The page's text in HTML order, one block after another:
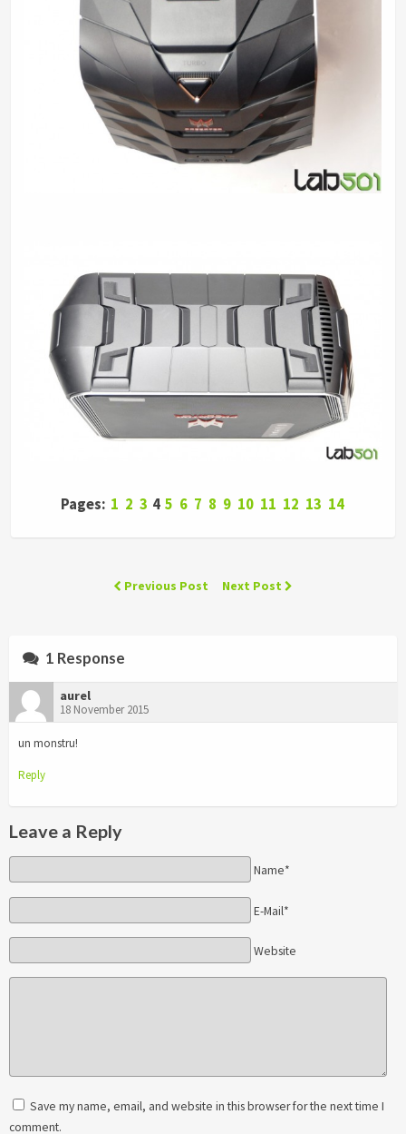
Pages: 1 2 3 4 5 6 7 8 9 10 11 12 13 14
Previous Post Next Post
1 Response
aurel
18 November 2015
un monstru!
Reply
Leave a Reply
Name*
E-Mail*
Website
Save my name, email, and website in this browser for the next time I
comment.